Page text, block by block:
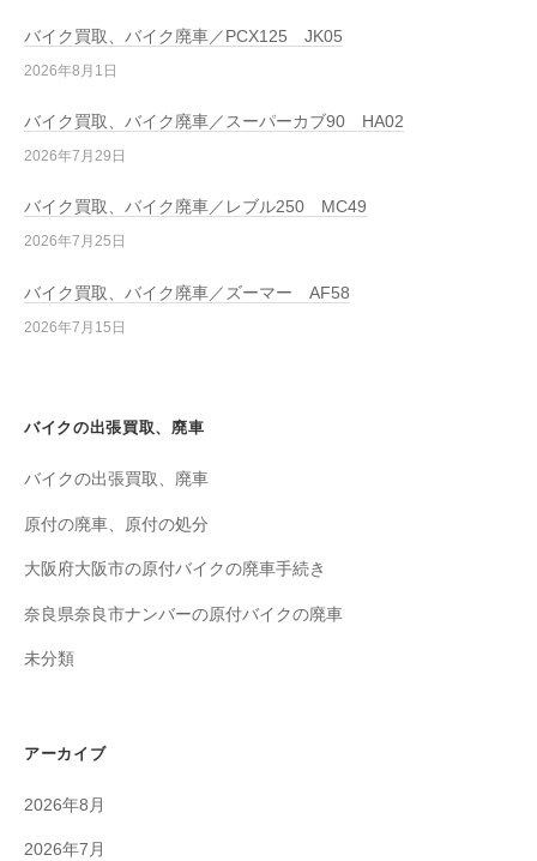
バイク買取、バイク廃車／PCX125 JK05
2026年8月1日
バイク買取、バイク廃車／スーパーカブ90 HA02
2026年7月29日
バイク買取、バイク廃車／レブル250 MC49
2026年7月25日
バイク買取、バイク廃車／ズーマー AF58
2026年7月15日
バイクの出張買取、廃車
バイクの出張買取、廃車
原付の廃車、原付の処分
大阪府大阪市の原付バイクの廃車手続き
奈良県奈良市ナンバーの原付バイクの廃車
未分類
アーカイブ
2026年8月
2026年7月